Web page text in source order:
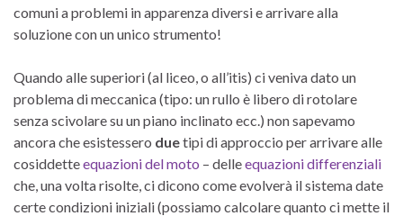
comuni a problemi in apparenza diversi e arrivare alla
soluzione con un unico strumento!
Quando alle superiori (al liceo, o all’itis) ci veniva dato un
problema di meccanica (tipo: un rullo è libero di rotolare
senza scivolare su un piano inclinato ecc.) non sapevamo
ancora che esistessero duetipi di approccio per arrivare alle
cosiddetteequazioni del moto – delleequazioni differenziali
che, una volta risolte, ci dicono come evolverà il sistema date
certe condizioni iniziali (possiamo calcolare quanto ci mette il